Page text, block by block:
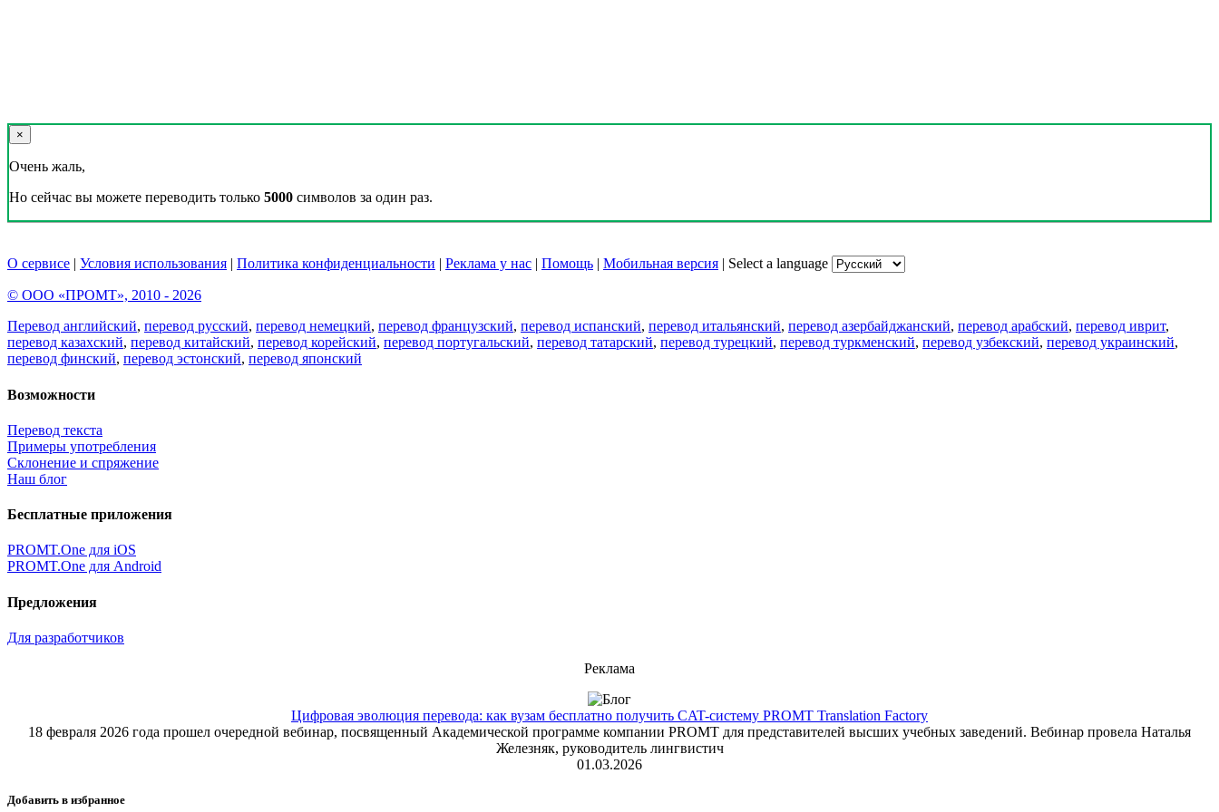
×
Очень жаль,
Но сейчас вы можете переводить только 5000 символов за один раз.
О сервисе | Условия использования | Политика конфиденциальности | Реклама у нас | Помощь | Мобильная версия | Select a language
© ООО «ПРОМТ», 2010 - 2026
Перевод английский, перевод русский, перевод немецкий, перевод французский, перевод испанский, перевод итальянский, перевод азербайджанский, перевод арабский, перевод иврит,
перевод казахский, перевод китайский, перевод корейский, перевод португальский, перевод татарский, перевод турецкий, перевод туркменский, перевод узбекский, перевод украинский,
перевод финский, перевод эстонский, перевод японский
Возможности
Перевод текста
Примеры употребления
Склонение и спряжение
Наш блог
Бесплатные приложения
PROMT.One для iOS
PROMT.One для Android
Предложения
Для разработчиков
Реклама
Цифровая эволюция перевода: как вузам бесплатно получить CAT-систему PROMT Translation Factory
18 февраля 2026 года прошел очередной вебинар, посвященный Академической программе компании PROMT для представителей высших учебных заведений. Вебинар провела Наталья
Железняк, руководитель лингвистич
01.03.2026
Добавить в избранное